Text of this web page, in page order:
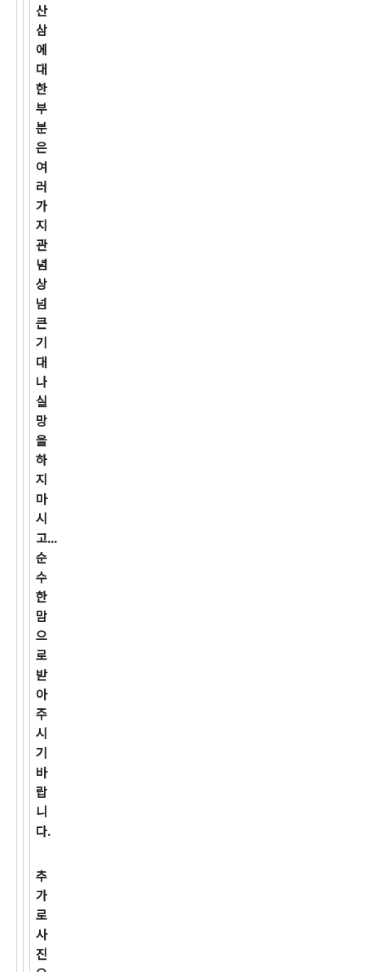
산
삼
에
대
한
부
분
은
여
러
가
지
관
념
상
넘
큰
기
대
나
실
망
을
하
지
마
시
고...
순
수
한
맘
으
로
받
아
주
시
기
바
랍
니
다.
추
가
로
사
진